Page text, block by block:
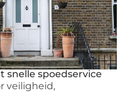
snelle spoedservice
veiligheid,